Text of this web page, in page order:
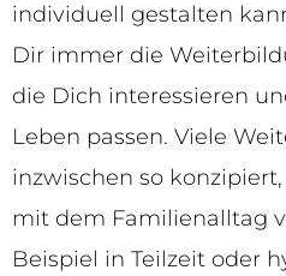
individuell gestalten
Dir immer die
die Dich interessieren
Leben passen. Viele
inzwischen so
mit dem Familienalltag
Beispiel in Teilzeit oder